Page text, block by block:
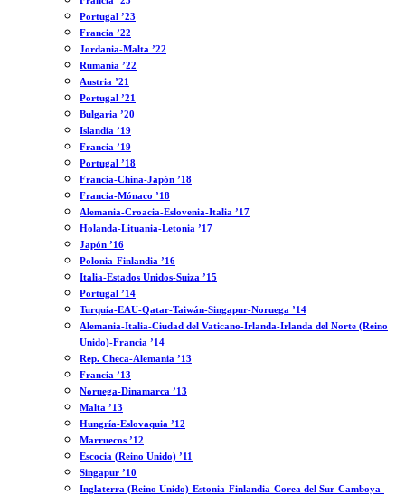
Portugal ’23
Francia ’22
Jordania-Malta ’22
Rumanía ’22
Austria ’21
Portugal ’21
Bulgaria ’20
Islandia ’19
Francia ’19
Portugal ’18
Francia-China-Japón ’18
Francia-Mónaco ’18
Alemania-Croacia-Eslovenia-Italia ’17
Holanda-Lituania-Letonia ’17
Japón ’16
Polonia-Finlandia ’16
Italia-Estados Unidos-Suiza ’15
Portugal ’14
Turquía-EAU-Qatar-Taiwán-Singapur-Noruega ’14
Alemania-Italia-Ciudad del Vaticano-Irlanda-Irlanda del Norte (Reino
Unido)-Francia ’14
Rep. Checa-Alemania ’13
Francia ’13
Noruega-Dinamarca ’13
Malta ’13
Hungría-Eslovaquia ’12
Marruecos ’12
Escocia (Reino Unido) ’11
Singapur ’10
Inglaterra (Reino Unido)-Estonia-Finlandia-Corea del Sur-Camboya-